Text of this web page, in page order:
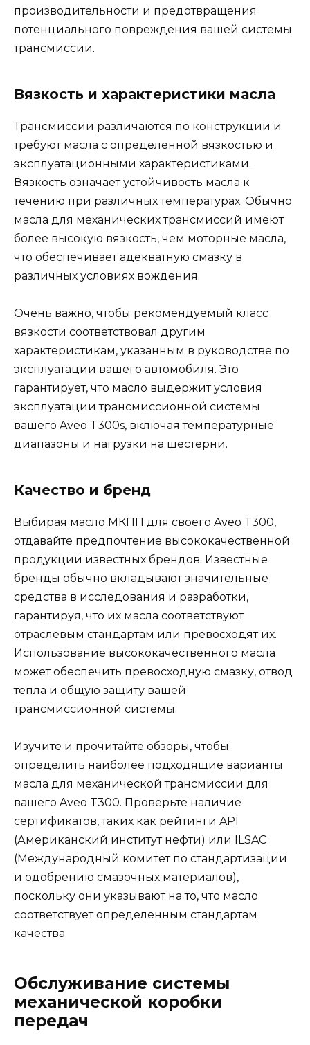
производительности и предотвращения
потенциального повреждения вашей системы
трансмиссии.
Вязкость и характеристики масла
Трансмиссии различаются по конструкции и
требуют масла с определенной вязкостью и
эксплуатационными характеристиками.
Вязкость означает устойчивость масла к
течению при различных температурах. Обычно
масла для механических трансмиссий имеют
более высокую вязкость, чем моторные масла,
что обеспечивает адекватную смазку в
различных условиях вождения.
Очень важно, чтобы рекомендуемый класс
вязкости соответствовал другим
характеристикам, указанным в руководстве по
эксплуатации вашего автомобиля. Это
гарантирует, что масло выдержит условия
эксплуатации трансмиссионной системы
вашего Aveo T300s, включая температурные
диапазоны и нагрузки на шестерни.
Качество и бренд
Выбирая масло МКПП для своего Aveo T300,
отдавайте предпочтение высококачественной
продукции известных брендов. Известные
бренды обычно вкладывают значительные
средства в исследования и разработки,
гарантируя, что их масла соответствуют
отраслевым стандартам или превосходят их.
Использование высококачественного масла
может обеспечить превосходную смазку, отвод
тепла и общую защиту вашей
трансмиссионной системы.
Изучите и прочитайте обзоры, чтобы
определить наиболее подходящие варианты
масла для механической трансмиссии для
вашего Aveo T300. Проверьте наличие
сертификатов, таких как рейтинги API
(Американский институт нефти) или ILSAC
(Международный комитет по стандартизации
и одобрению смазочных материалов),
поскольку они указывают на то, что масло
соответствует определенным стандартам
качества.
Обслуживание системы
механической коробки
передач